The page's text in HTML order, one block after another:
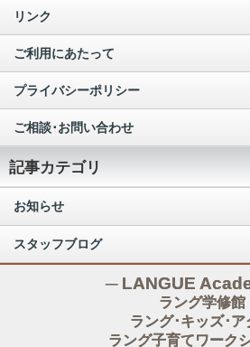
リンク
ご利用にあたって
プライバシーポリシー
ご相談･お問い合わせ
記事カテゴリ
お知らせ
スタッフブログ
─ LANGUE
ラング学修館
ラング･キッズ･ア
ラング子育てワーク